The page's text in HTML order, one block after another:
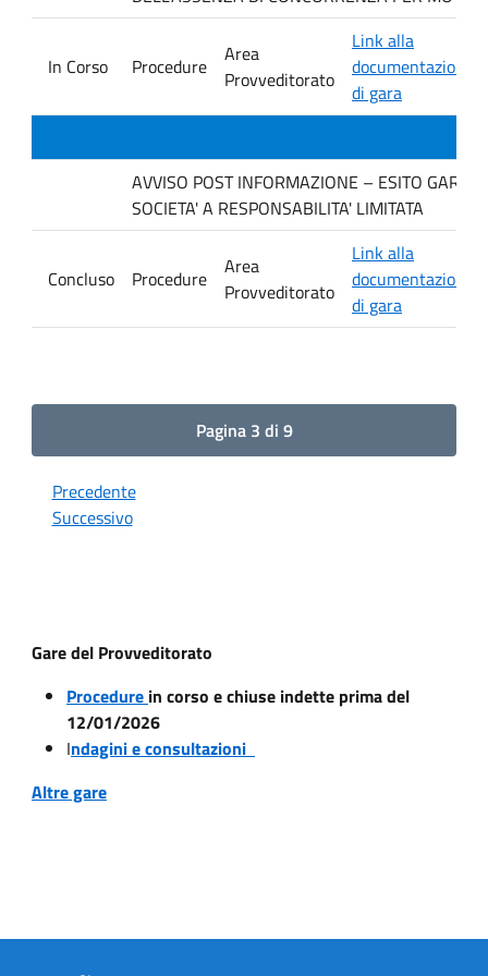
In Corso Procedure
Area
Provveditorato
Link alla
documentazione
di gara
AVVISO POST INFORMAZIONE – ESITO
SOCIETA' A RESPONSABILITA' LIMITATA
Concluso Procedure
Area
Provveditorato
Link alla
documentazione
di gara
Pagina 3 di 9
Precedente
Successivo
Gare del Provveditorato
Procedure in corso e chiuse indette prima del
12/01/2026
Indagini e consultazioni
Altre gare